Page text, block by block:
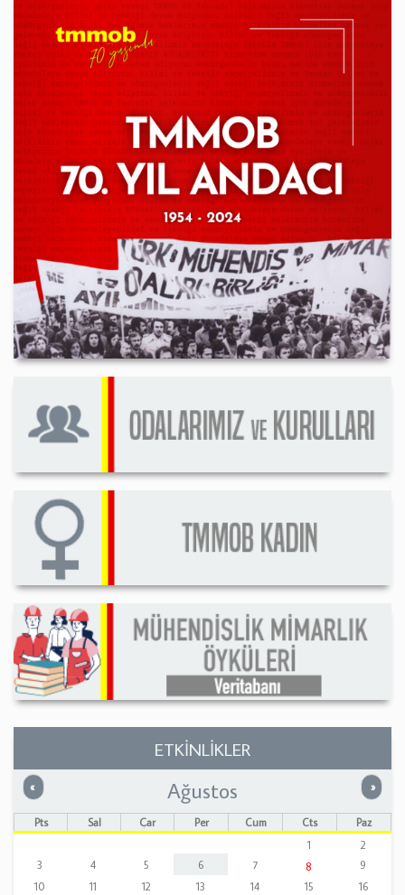
ETKİNLİKLER
« Önceki »
Ağustos
Pts Sal Çar Per Cum Cts
Paz
1
2
3
4 5 6 7 8
9
10
11 12 13 14 15
16